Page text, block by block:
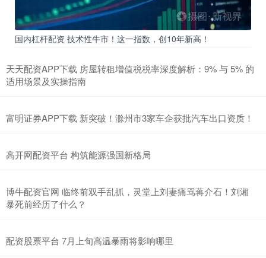
国内杠杆配资 技术性牛市！这一指数，创10年新高！
天天配资APP下载 房屋转租增值税税率深度解析：9% 与 5% 的
适用场景及实操指南
富明证券APP下载 新突破！滁州市3家车企获批汽车出口资质！
高开网配资平台 构筑能源强国新格局
博牛配资官网 临终前双手乱抓，灵堂上刘妻痛骂蒋介石！刘湘
暴死前经历了什么？
配资股票平台 7月上旬高温暴雨将影响哪里